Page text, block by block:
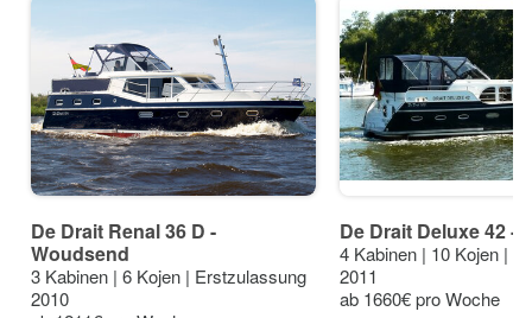
De Drait Renal 36 D -
Woudsend
3 Kabinen | 6 Kojen | Erstzulassung
2010
De Drait Deluxe 42 -
4 Kabinen | 10 Kojen |
2011
ab 1660€ pro Woche